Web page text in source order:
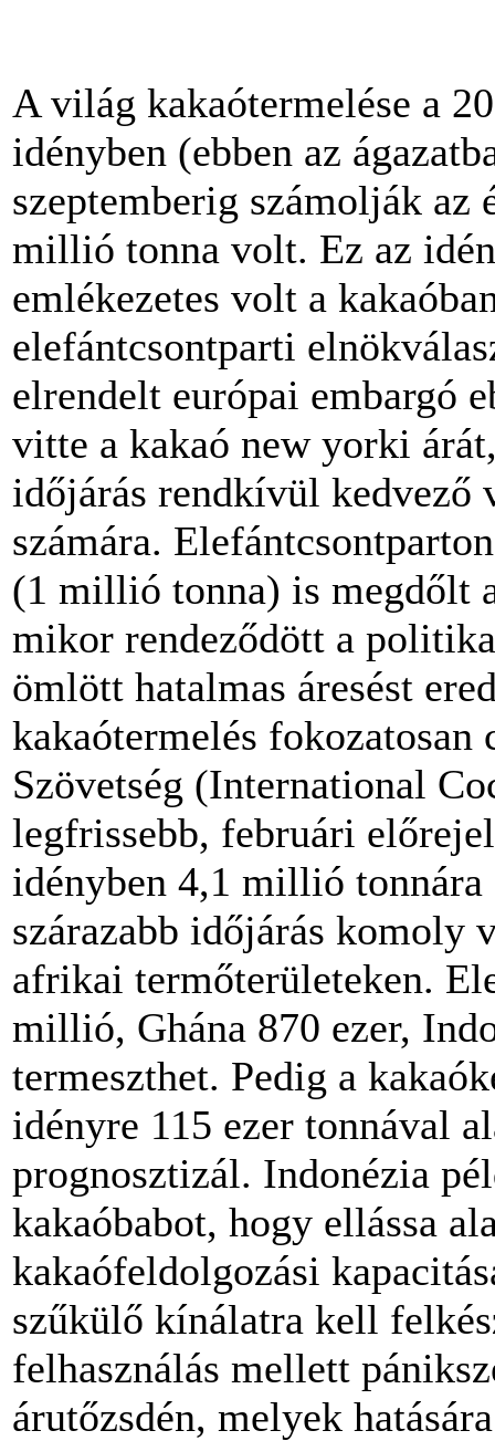
A világ kakaótermelése a
idényben (ebben az
szeptemberig számolják az
millió tonna volt. Ez az
emlékezetes volt a
elefántcsontparti
elrendelt európai embargó
vitte a kakaó new yorki
időjárás rendkívül
számára.
(1 millió tonna) is megdőlt
mikor rendeződött a
ömlött hatalmas áresést
kakaótermelés
Szövetség (International
legfrissebb, februári
idényben 4,1 millió
szárazabb időjárás komoly
afrikai termőterületeken.
millió, Ghána 870 ezer,
termeszthet. Pedig a
idényre 115 ezer tonnával
prognosztizál. Indonézia
kakaóbabot, hogy ellássa
kakaófeldolgozási
szűkülő kínálatra kell
felhasználás mellett
árutőzsdén, melyek